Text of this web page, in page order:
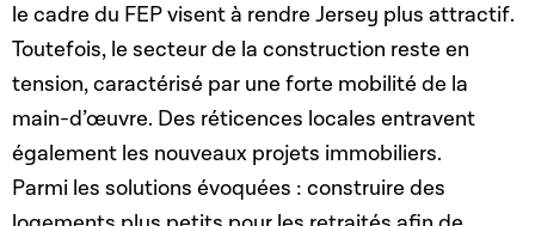
le cadre du FEP visent à rendre Jersey plus attractif.
Toutefois, le secteur de la construction reste en
tension, caractérisé par une forte mobilité de la
main-d’œuvre. Des réticences locales entravent
également les nouveaux projets immobiliers.
Parmi les solutions évoquées : construire des